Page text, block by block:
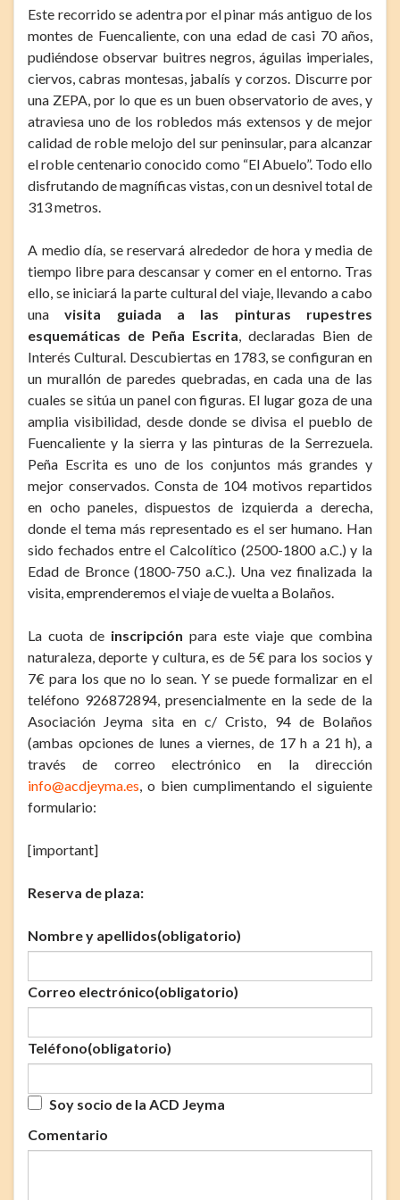
Este recorrido se adentra por el pinar más antiguo de los
montes de Fuencaliente, con una edad de casi 70 años,
pudiéndose observar buitres negros, águilas imperiales,
ciervos, cabras montesas, jabalís y corzos. Discurre por
una ZEPA, por lo que es un buen observatorio de aves, y
atraviesa uno de los robledos más extensos y de mejor
calidad de roble melojo del sur peninsular, para alcanzar
el roble centenario conocido como “El Abuelo”. Todo ello
disfrutando de magníficas vistas, con un desnivel total de
313 metros.
A medio día, se reservará alrededor de hora y media de
tiempo libre para descansar y comer en el entorno. Tras
ello, se iniciará la parte cultural del viaje, llevando a cabo
unavisita guiada a las pinturas rupestres
esquemáticas de Peña Escrita , declaradas Bien de
Interés Cultural. Descubiertas en 1783, se configuran en
un murallón de paredes quebradas, en cada una de las
cuales se sitúa un panel con figuras. El lugar goza de una
amplia visibilidad, desde donde se divisa el pueblo de
Fuencaliente y la sierra y las pinturas de la Serrezuela.
Peña Escrita es uno de los conjuntos más grandes y
mejor conservados. Consta de 104 motivos repartidos
en ocho paneles, dispuestos de izquierda a derecha,
donde el tema más representado es el ser humano. Han
sido fechados entre el Calcolítico (2500-1800 a.C.) y la
Edad de Bronce (1800-750 a.C.). Una vez finalizada la
visita, emprenderemos el viaje de vuelta a Bolaños.
La cuota de inscripción para este viaje que combina
naturaleza, deporte y cultura, es de 5€ para los socios y
7€ para los que no lo sean. Y se puede formalizar en el
teléfono 926872894, presencialmente en la sede de la
Asociación Jeyma sita en c/ Cristo, 94 de Bolaños
(ambas opciones de lunes a viernes, de 17 h a 21 h), a
través de correo electrónico en la dirección
info@acdjeyma.es , o bien cumplimentando el siguiente
formulario:
[important]
Reserva de plaza:
Nombre y apellidos(obligatorio)
Correo electrónico(obligatorio)
Teléfono(obligatorio)
Soy socio de la ACD Jeyma
Comentario